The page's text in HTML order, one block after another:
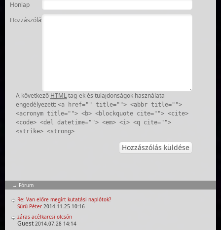
Honlap
Hozzászólás
A következő HTMLtag-ek és tulajdonságok használata
engedélyezett: <a href="" title=""> <abbr title="">
<acronym title=""> <b> <blockquote cite=""> <cite>
<code> <del datetime=""> <em> <i> <q cite="">
<strike> <strong>
Fórum
Re: Van előre megírt kutatási naplótok?
Sűrű Péter 2014.11.25 10:16
záras acélkarcsi olcsón
Guest 2014.07.28 14:14